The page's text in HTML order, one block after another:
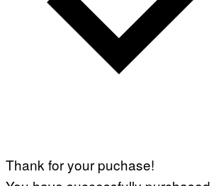
Thank for your puchase!